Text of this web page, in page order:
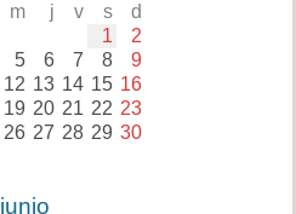
m j v s d
1 2
5 6 7 8 9
12 13 14 15 16
19 20 21 22 23
26 27 28 29 30
junio